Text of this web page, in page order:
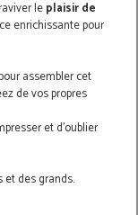
leplaisir de
enrichissante pour
assembler cet
de vos propres
et d'oublier
et des grands.